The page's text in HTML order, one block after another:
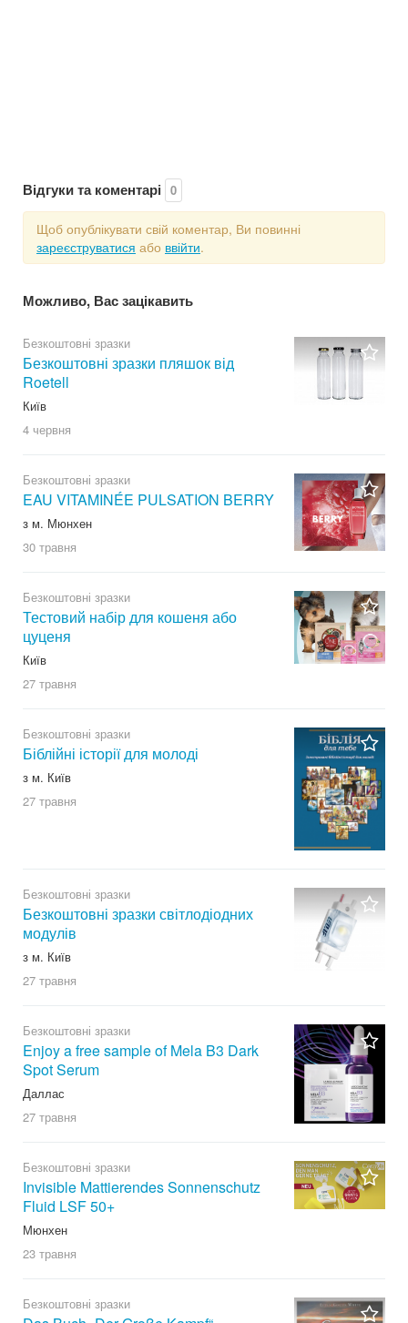
Відгуки та коментарі 0
Щоб опублікувати свій коментар, Ви повинні
зареєструватися або ввійти.
Можливо, Вас зацікавить
Безкоштовні зразки
Безкоштовні зразки пляшок від
Roetell
Київ
4 червня
Безкоштовні зразки
EAU VITAMINÉE PULSATION BERRY
з м. Мюнхен
30 травня
Безкоштовні зразки
Тестовий набір для кошеня або
цуценя
Київ
27 травня
Безкоштовні зразки
Біблійні історії для молоді
з м. Київ
27 травня
Безкоштовні зразки
Безкоштовні зразки світлодіодних
модулів
з м. Київ
27 травня
Безкоштовні зразки
Enjoy a free sample of Mela B3 Dark
Spot Serum
Даллас
27 травня
Безкоштовні зразки
Invisible Mattierendes Sonnenschutz
Fluid LSF 50+
Мюнхен
23 травня
Безкоштовні зразки